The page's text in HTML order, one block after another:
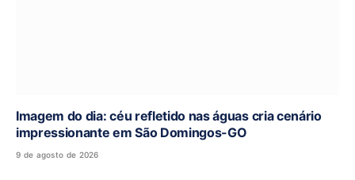
Imagem do dia: céu refletido nas águas cria cenário
impressionante em São Domingos-GO
9 de agosto de 2026